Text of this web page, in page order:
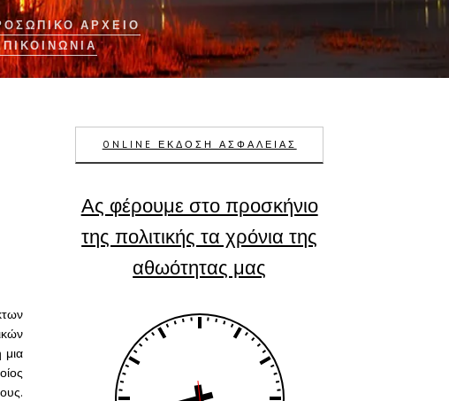
ΑΡΧΕΙΟ
μια
ONLINE ΕΚΔΟΣΗ ΑΣΦΑΛΕΙΑΣ
Ας φέρουμε στο προσκήνιο
της πολιτικής τα χρόνια της
αθωότητας μας